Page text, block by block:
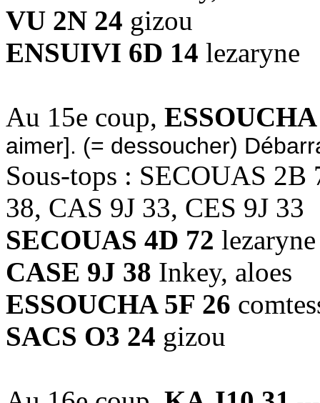
VU 2N 24 gizou
ENSUIVI 6D 14 lezaryne
Au 15e coup,
aimer]. (= dessoucher)
Sous-tops : SECOUAS
38, CAS 9J 33, CES 9J 33
SECOUAS 4D 72 lezaryne
CASE 9J 38 Inkey, aloes
ESSOUCHA 5F 26
SACS O3 24 gizou